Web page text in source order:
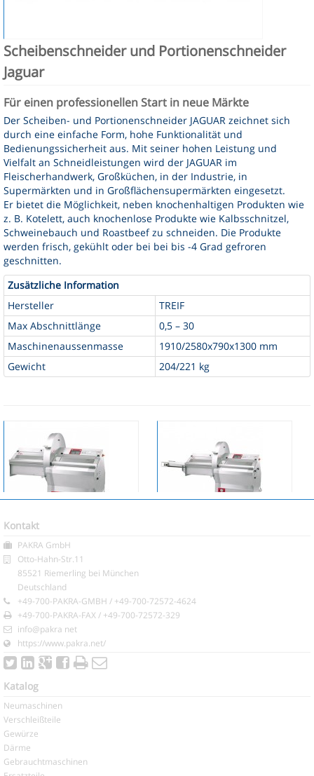
Scheibenschneider und Portionenschneider
Jaguar
Für einen professionellen Start in neue Märkte
Der Scheiben- und Portionenschneider JAGUAR zeichnet sich
durch eine einfache Form, hohe Funktionalität und
Bedienungssicherheit aus. Mit seiner hohen Leistung und
Vielfalt an Schneidleistungen wird der JAGUAR im
Fleischerhandwerk, Großküchen, in der Industrie, in
Supermärkten und in Großflächensupermärkten eingesetzt.
Er bietet die Möglichkeit, neben knochenhaltigen Produkten wie
z. B. Kotelett, auch knochenlose Produkte wie Kalbsschnitzel,
Schweinebauch und Roastbeef zu schneiden. Die Produkte
werden frisch, gekühlt oder bei bei bis -4 Grad gefroren
geschnitten.
Zusätzliche Information
Hersteller
TREIF
Max Abschnittlänge
0,5 – 30
Maschinenaussenmasse
1910/2580x790x1300 mm
Gewicht
204/221 kg
Scheibenschneider und
Portionenschneider Lion
Kontakt
PAKRA GmbH
Otto-Hahn-Str.11
85521 Riemerling bei München
Deutschland
+49-700-PAKRA-GMBH / +49-700-72572-4624
+49-700-PAKRA-FAX / +49-700-72572-329
info@pakra net
https://www.pakra.net/
Katalog
Neumaschinen
Verschleißteile
Gewürze
Därme
Gebrauchtmaschinen